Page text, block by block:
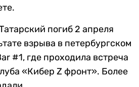
погиб 2 апреля
взрыва в петербургском
#1, где проходила встреча
«Кибер Z фронт». Более